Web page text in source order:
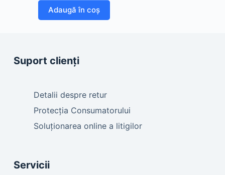
Adaugă în coș
Suport clienți
Detalii despre retur
Protecția Consumatorului
Soluționarea online a litigilor
Servicii